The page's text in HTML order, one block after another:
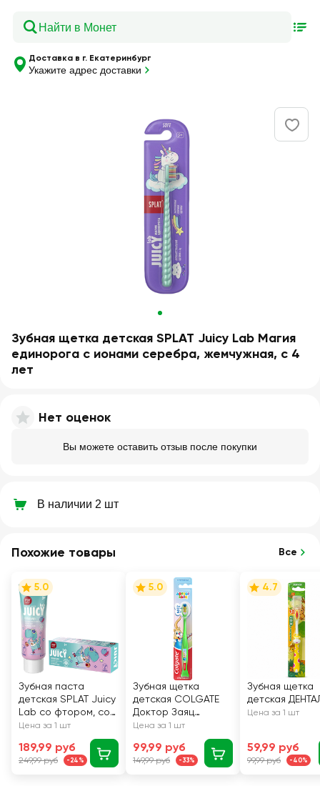
Доставка в г. Екатеринбург
Укажите адрес доставки
Зубная щетка детская SPLAT Juicy Lab Магия
единорога с ионами серебра, жемчужная, с 4
лет
Нет оценок
Вы можете оставить отзыв после покупки
В наличии 2 шт
Похожие товары Все
5.0
Зубная паста
детская SPLAT Juicy
Lab со фтором, со
вкусом арбуз, с 3
Цена за 1 шт
189,99 руб
249,99 руб -24%
5.0
Зубная щетка
детская COLGATE
Доктор Заяц
ультрамягкая, с 2
Цена за 1 шт
99,99 руб
149,99 руб -33%
4.7
Зубная щетка
детская
Цена за 1 шт
59,99 руб
99,99 руб -40%